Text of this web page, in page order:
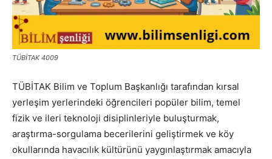
TÜBİTAK 4009
TÜBİTAK Bilim ve Toplum Başkanlığı tarafından kırsal
yerleşim yerlerindeki öğrencileri popüler bilim, temel
fizik ve ileri teknoloji disiplinleriyle buluşturmak,
araştırma-sorgulama becerilerini geliştirmek ve köy
okullarında havacılık kültürünü yaygınlaştırmak amacıyla